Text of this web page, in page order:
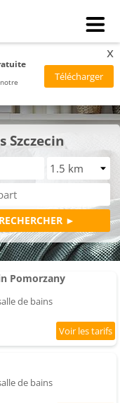
x
Szczecin
Pomorzany
de bains
de bains